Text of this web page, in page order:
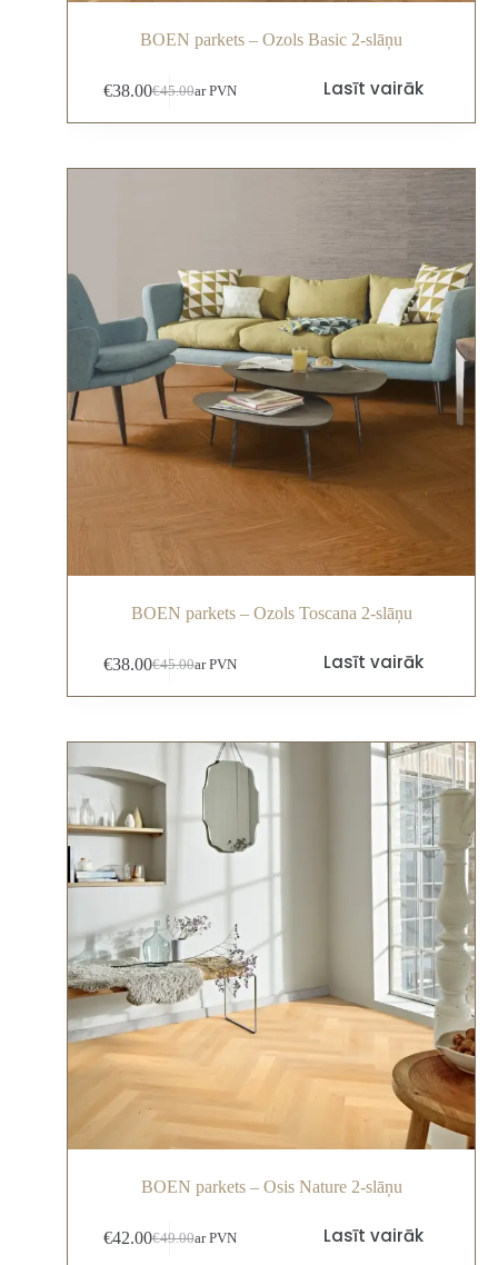
BOEN parkets – Ozols Basic 2-slāņu
€45.00
€38.00 ar PVN Lasīt vairāk
BOEN parkets – Ozols Toscana 2-slāņu
€45.00
€38.00 ar PVN Lasīt vairāk
BOEN parkets – Osis Nature 2-slāņu
€49.00
€42.00 ar PVN Lasīt vairāk